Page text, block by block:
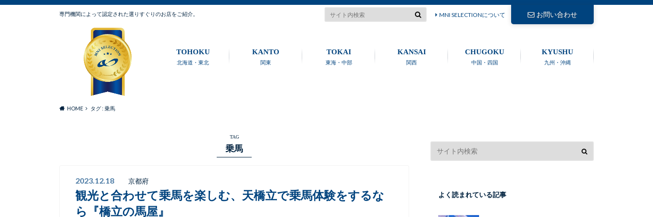
専門機関によって認定された選りすぐりのお店をご紹介。 お問い合わせ
MNI SELECTIONについて
北海道・東北
TOHOKU
関東
KANTO
東海・中部
TOKAI
関西
KANSAI
中国・四国
CHUGOKU
九州・沖縄
KYUSHU
HOME タグ : 乗馬
TAG
乗馬
2023.12.18 京都府
観光と合わせて乗馬を楽しむ、天橋立で乗馬体験をするな
ら『橋立の馬屋』
よく読まれている記事